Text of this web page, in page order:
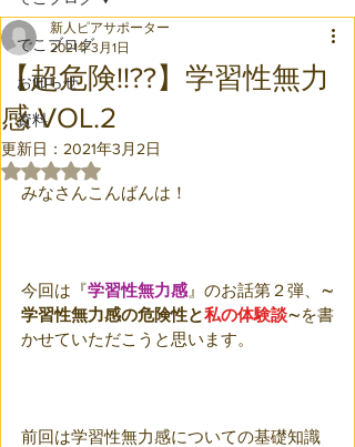
でこブログ
お知らせ
資料
【超危険!!??】学習性無力
感 VOL.2
新人ピアサポーター
2021年3月1日
更新日： 2021年3月2日
5つ星のうちNaNと評価されています。
みなさんこんばんは！
今回は『学習性無力感 』のお話第２弾、 ∼
学習性無力感の危険性と私の体験談∼を書
かせていただこうと思います。
前回は学習性無力感についての基礎知識